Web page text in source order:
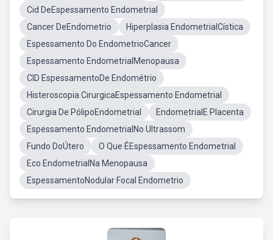
Cid DeEspessamento Endometrial
Cancer DeEndometrio
Hiperplasia EndometrialCística
Espessamento Do EndometrioCancer
Espessamento EndometrialMenopausa
CID EspessamentoDe Endométrio
Histeroscopia CirurgicaEspessamento Endometrial
Cirurgia De PólipoEndometrial
EndometrialE Placenta
Espessamento EndometrialNo Ultrassom
Fundo DoÚtero
O Que ÉEspessamento Endometrial
Eco EndometrialNa Menopausa
EspessamentoNodular Focal Endometrio